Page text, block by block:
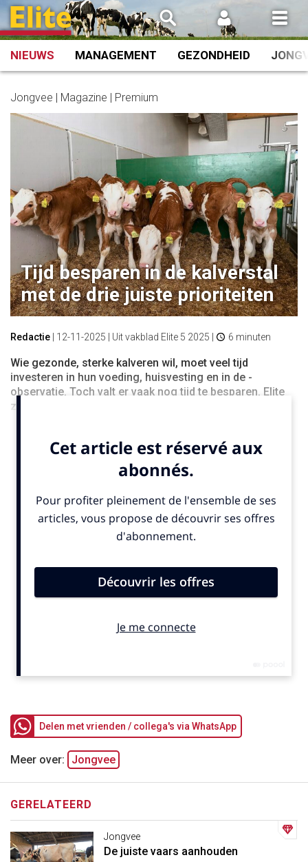
Spring
naar
inhoud
NIEUWS MANAGEMENT GEZONDHEID
Jongvee | Magazine | Premium
Tijd besparen in de kalverstal
met de drie juiste prioriteiten
Redactie 12-11-2025 | Uit vakblad Elite 5 2025 | 6 minuten
Wie gezonde, sterke kalveren wil, moet veel tijd
investeren in hun voeding, huisvesting en in de ­
observatie. Toch valt er vaak nog tijd te besparen. Elite
zet de prioriteiten op een rijtje.
Delen met vrienden / collega's via WhatsApp
Meer over: Jongvee
GERELATEERD
Jongvee
De juiste vaars aanhouden